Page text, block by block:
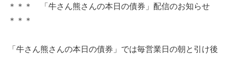
＊＊＊ 「牛さん熊さんの本日の債券」配信のお知らせ
＊＊＊
「牛さん熊さんの本日の債券」では毎営業日の朝と引け後